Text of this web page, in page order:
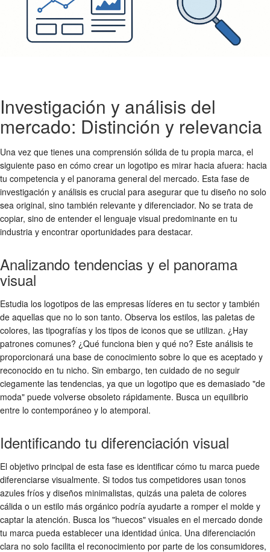
Investigación y análisis del
mercado: Distinción y relevancia
Una vez que tienes una comprensión sólida de tu propia marca, el
siguiente paso en cómo crear un logotipo es mirar hacia afuera: hacia
tu competencia y el panorama general del mercado. Esta fase de
investigación y análisis es crucial para asegurar que tu diseño no solo
sea original, sino también relevante y diferenciador. No se trata de
copiar, sino de entender el lenguaje visual predominante en tu
industria y encontrar oportunidades para destacar.
Analizando tendencias y el panorama
visual
Estudia los logotipos de las empresas líderes en tu sector y también
de aquellas que no lo son tanto. Observa los estilos, las paletas de
colores, las tipografías y los tipos de iconos que se utilizan. ¿Hay
patrones comunes? ¿Qué funciona bien y qué no? Este análisis te
proporcionará una base de conocimiento sobre lo que es aceptado y
reconocido en tu nicho. Sin embargo, ten cuidado de no seguir
ciegamente las tendencias, ya que un logotipo que es demasiado "de
moda" puede volverse obsoleto rápidamente. Busca un equilibrio
entre lo contemporáneo y lo atemporal.
Identificando tu diferenciación visual
El objetivo principal de esta fase es identificar cómo tu marca puede
diferenciarse visualmente. Si todos tus competidores usan tonos
azules fríos y diseños minimalistas, quizás una paleta de colores
cálida o un estilo más orgánico podría ayudarte a romper el molde y
captar la atención. Busca los "huecos" visuales en el mercado donde
tu marca pueda establecer una identidad única. Una diferenciación
clara no solo facilita el reconocimiento por parte de los consumidores,